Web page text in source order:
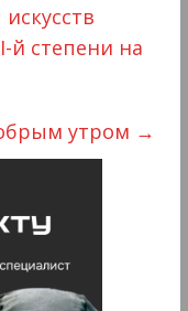
й степени на
утром →